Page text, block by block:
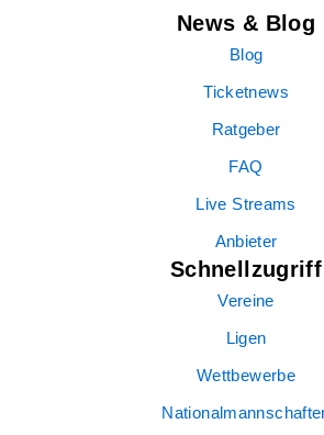
News & Blog
Blog
Ticketnews
Ratgeber
FAQ
Live Streams
Anbieter
Schnellzugriff
Vereine
Ligen
Wettbewerbe